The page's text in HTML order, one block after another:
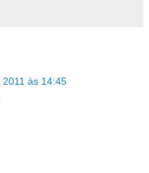
às 14:45